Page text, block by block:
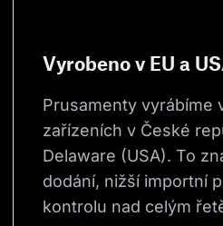
Vyrobeno v EU a
Prusamenty vyrábíme
zařízeních v České
Delaware (USA). To
dodání, nižší importní
kontrolu nad celým